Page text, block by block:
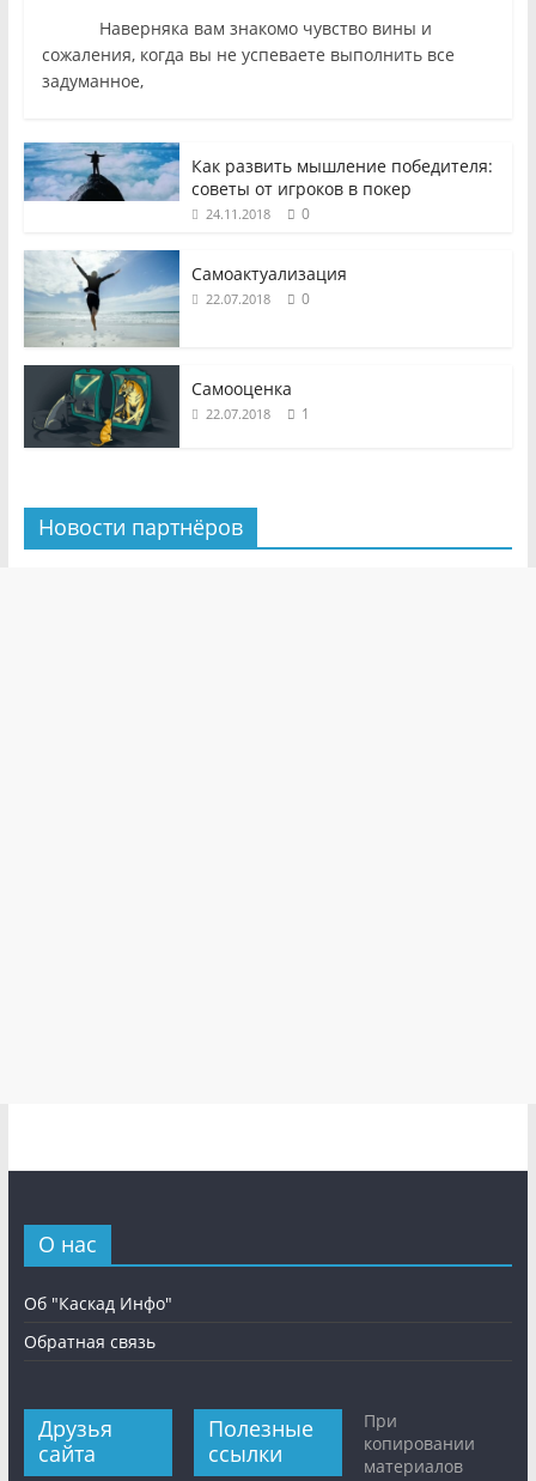
Наверняка вам знакомо чувство вины и
сожаления, когда вы не успеваете выполнить все
задуманное,
Как развить мышление победителя:
советы от игроков в покер
24.11.2018 0
Самоактуализация
22.07.2018 0
Самооценка
22.07.2018 1
Новости партнёров
О нас
Об "Каскад Инфо"
Обратная связь
Друзья
сайта
Полезные
ссылки
При
копировании
материалов